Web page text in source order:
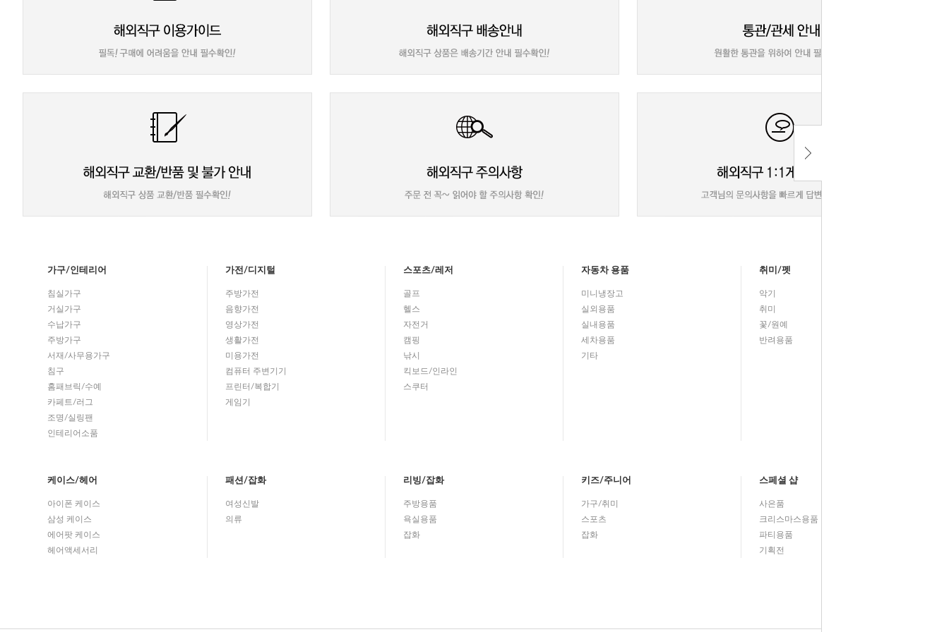
가구/인테리어
침실가구
거실가구
수납가구
주방가구
서재/사무용가구
침구
홈패브릭/수예
카페트/러그
조명/실링팬
인테리어소품
가전/디지털
주방가전
음향가전
영상가전
생활가전
미용가전
컴퓨터 주변기기
프린터/복합기
게임기
스포츠/레저
골프
헬스
자전거
캠핑
낚시
킥보드/인라인
스쿠터
자동차 용품
미니냉장고
실외용품
실내용품
세차용품
기타
취미/펫
악기
취미
꽃/원예
반려용품
케이스/헤어
아이폰 케이스
삼성 케이스
에어팟 케이스
헤어액세서리
패션/잡화
여성신발
의류
리빙/잡화
주방용품
욕실용품
잡화
키즈/주니어
가구/취미
스포츠
잡화
스페셜 샵
사은품
크리스마스용품
파티용품
기획전